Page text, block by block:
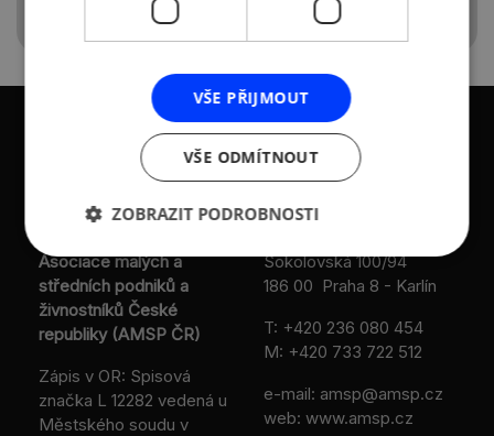
KONTAKTY
Asociace malých a
středních podniků a
živnostníků České
republiky (AMSP ČR)
Zápis v OR: Spisová
značka L 12282 vedená u
Městského soudu v
Sokolovská 100/94
186 00 Praha 8 - Karlín
T: +420 236 080 454
M: +420 733 722 512
e-mail: amsp@amsp.cz
web: www.amsp.cz
VŠE PŘIJMOUT
VŠE ODMÍTNOUT
ZOBRAZIT PODROBNOSTI